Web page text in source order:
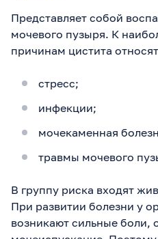
Представляет собой
мочевого пузыря. К
причинам цистита
стресс;
инфекции;
мочекаменная
травмы мочевого
В группу риска входят
При развитии болезни у
возникают сильные